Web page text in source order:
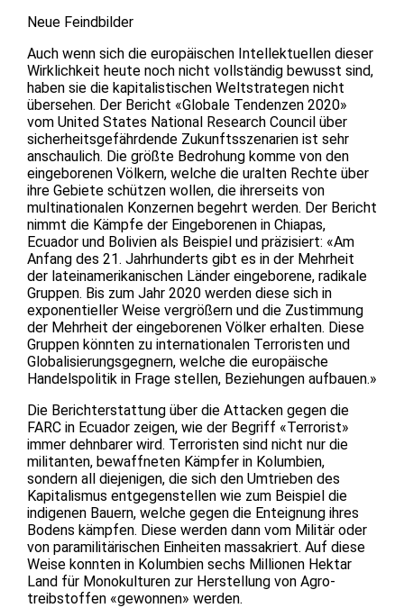
Neue Feindbilder
Auch wenn sich die europäischen Intellektuellen dieser
Wirklichkeit heute noch nicht vollständig bewusst sind,
haben sie die kapitalistischen Weltstrategen nicht
übersehen. Der Bericht «Globale Tendenzen 2020»
vom United States National Research Council über
sicherheitsgefährdende Zukunftsszenarien ist sehr
anschaulich. Die größte Bedrohung komme von den
eingeborenen Völkern, welche die uralten Rechte über
ihre Gebiete schützen wollen, die ihrerseits von
multinationalen Konzernen begehrt werden. Der Bericht
nimmt die Kämpfe der Eingeborenen in Chiapas,
Ecuador und Bolivien als Beispiel und präzisiert: «Am
Anfang des 21. Jahrhunderts gibt es in der Mehrheit
der lateinamerikanischen Länder eingeborene, radikale
Gruppen. Bis zum Jahr 2020 werden diese sich in
exponentieller Weise vergrößern und die Zustimmung
der Mehrheit der eingeborenen Völker erhalten. Diese
Gruppen könnten zu internationalen Terroristen und
Globalisierungsgegnern, welche die europäische
Handelspolitik in Frage stellen, Beziehungen aufbauen.»
Die Berichterstattung über die Attacken gegen die
FARC in Ecuador zeigen, wie der Begriff «Terrorist»
immer dehnbarer wird. Terroristen sind nicht nur die
militanten, bewaffneten Kämpfer in Kolumbien,
sondern all diejenigen, die sich den Umtrieben des
Kapitalismus entgegenstellen wie zum Beispiel die
indigenen Bauern, welche gegen die Enteignung ihres
Bodens kämpfen. Diese werden dann vom Militär oder
von paramilitärischen Einheiten massakriert. Auf diese
Weise konnten in Kolumbien sechs Millionen Hektar
Land für Monokulturen zur Herstellung von Agro-
treibstoffen «gewonnen» werden.